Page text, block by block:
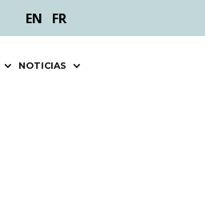
NOTICIAS
EN FR